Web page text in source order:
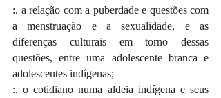
:. a relação com a puberdade e questões com
a menstruação e a sexualidade, e as
diferenças culturais em torno dessas
questões, entre uma adolescente branca e
adolescentes indígenas;
:. o cotidiano numa aldeia indígena e seus